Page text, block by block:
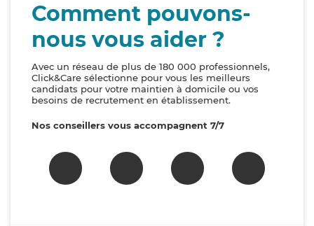
Comment pouvons-
nous vous aider ?
Avec un réseau de plus de 180 000 professionnels,
Click&Care sélectionne pour vous les meilleurs
candidats pour votre maintien à domicile ou vos
besoins de recrutement en établissement.
Nos conseillers vous accompagnent 7/7